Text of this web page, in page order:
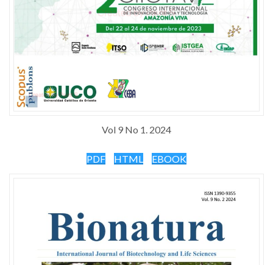
Vol 9 No 1. 2024
PDF HTML EBOOK